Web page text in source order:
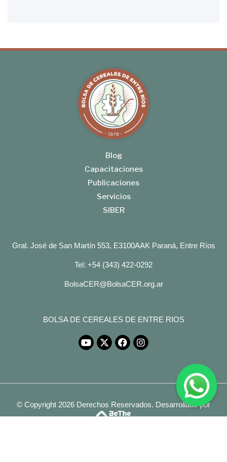
Blog
Capacitaciones
Publicaciones
Servicios
SIBER
Gral. José de San Martín 553, E3100AAK Paraná, Entre Ríos
Tel: +54 (343) 422-0292
BolsaCER@BolsaCER.org.ar
BOLSA DE CEREALES DE ENTRE RIOS
© Copyright 2026 Derechos Reservados. Desarrollado por